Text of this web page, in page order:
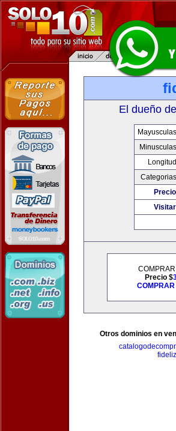
El dueño
Precio $
Otros dominios en